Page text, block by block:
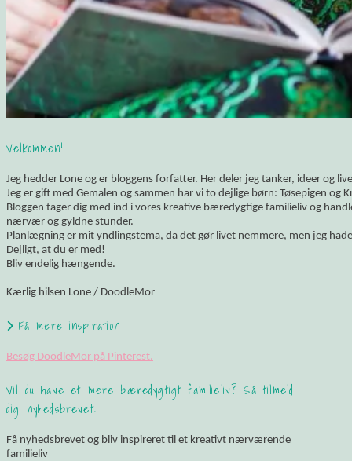
Velkommen!
Jeg hedder Lone og er bloggens forfatter. Her deler jeg tanker, ideer og
Jeg er gift med Gemalen og sammen har vi to dejlige børn: Tøsepigen og
Bloggen tager dig med ind i vores kreative bæredygtige familieliv og
nærvær og gyldne stunder.
Planlægning er mit yndlingstema, da det gør livet nemmere, men jeg
Dejligt, at du er med!
Bliv endelig hængende.
Kærlig hilsen Lone / DoodleMor
Få mere inspiration
Besøg DoodleMor på Pinterest.
Vil du have et mere bæredygtigt familieliv? Så tilmeld
dig nyhedsbrevet:
Få nyhedsbrevet og bliv inspireret til et kreativt nærværende
familieliv